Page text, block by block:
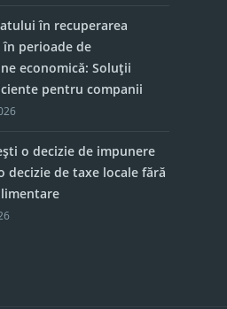
în recuperarea
perioade de
economică: Soluții
pentru companii
o decizie de impunere
decizie de taxe locale fără